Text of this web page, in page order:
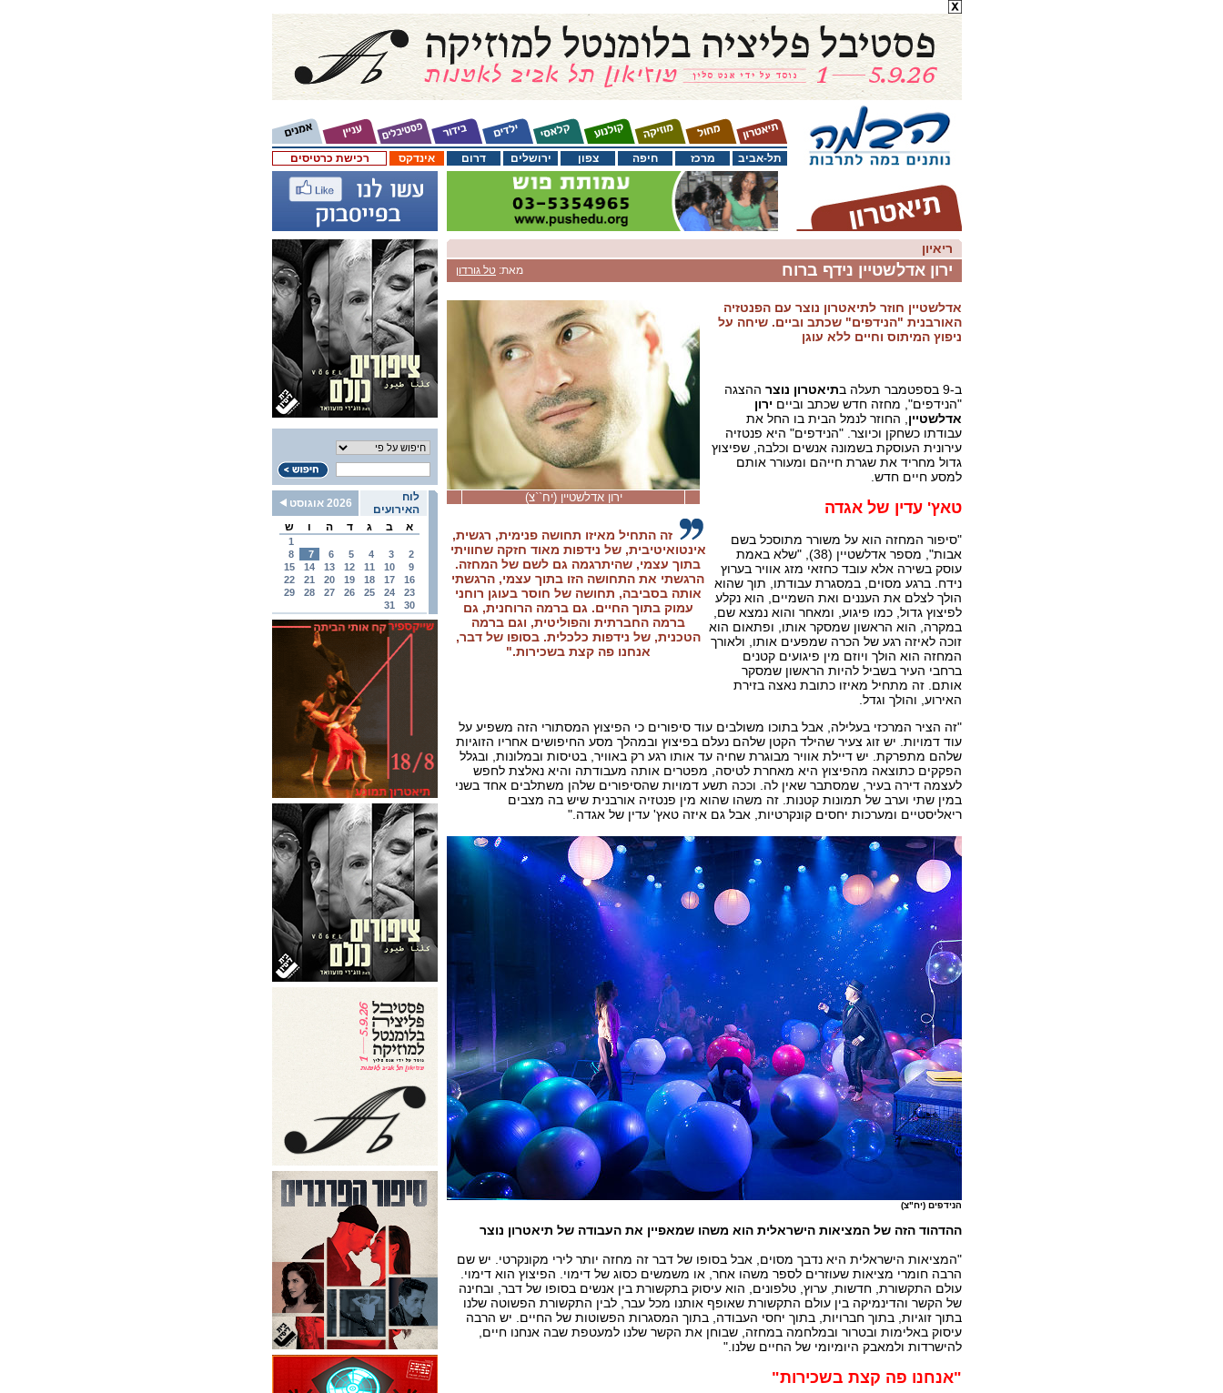
רכישת כרטיסים אינדקס דרום ירושלים צפון חיפה מרכז תל-אביב
לוח
האירועים
2026 אוגוסט
א
ב ג ד ה ו ש
1
2
3
4
5
6
7
8
9
10
11
12
13
14
15
16
17
18
19
20
21
22
23
24
25
26
27
28
29
30
31
ריאיון
מאת: טל גורדון ירון אדלשטיין נידף ברוח
ירון אדלשטיין (יח``צ)
זה התחיל מאיזו תחושה פנימית, רגשית,
אינטואיטיבית, של נידפות מאוד חזקה שחוויתי
בתוך עצמי, שהיתרגמה גם לשם של המחזה.
הרגשתי את התחושה הזו בתוך עצמי, הרגשתי
אותה בסביבה, תחושה של חוסר בעוגן רוחני
עמוק בתוך החיים. גם ברמה הרוחנית, גם
ברמה החברתית והפוליטית, וגם ברמה
הטכנית, של נידפות כלכלית. בסופו של דבר,
אנחנו פה קצת בשכירות."
אדלשטיין חוזר לתיאטרון נוצר עם הפנטזיה
האורבנית "הנידפים" שכתב וביים. שיחה על
ניפוץ המיתוס וחיים ללא עוגן
ב-9 בספטמבר תעלה ב תיאטרון נוצר ההצגה
"הנידפים", מחזה חדש שכתב וביים ירון
אדלשטיין , החוזר לנמל הבית בו החל את
עבודתו כשחקן וכיוצר. "הנידפים" היא פנטזיה
עירונית העוסקת בשמונה אנשים וכלבה, שפיצוץ
גדול מחריד את שגרת חייהם ומעורר אותם
למסע חיים חדש.
טאץ' עדין של אגדה
"סיפור המחזה הוא על משורר מתוסכל בשם
אבות", מספר אדלשטיין (38), "שלא באמת
עוסק בשירה אלא עובד כחזאי מזג אוויר בערוץ
נידח. ברגע מסוים, במסגרת עבודתו, תוך שהוא
הולך לצלם את העננים ואת השמיים, הוא נקלע
לפיצוץ גדול, כמו פיגוע, ומאחר והוא נמצא שם,
במקרה, הוא הראשון שמסקר אותו, ופתאום הוא
זוכה לאיזה רגע של הכרה שמפעים אותו, ולאורך
המחזה הוא הולך ויוזם מין פיגועים קטנים
ברחבי העיר בשביל להיות הראשון שמסקר
אותם. זה מתחיל מאיזו כתובת נאצה בזירת
האירוע, והולך וגדל.
"זה הציר המרכזי בעלילה, אבל בתוכו משולבים עוד סיפורים כי הפיצוץ המסתורי הזה משפיע על
עוד דמויות. יש זוג צעיר שהילד הקטן שלהם נעלם בפיצוץ ובמהלך מסע החיפושים אחריו הזוגיות
שלהם מתפרקת. יש דיילת אוויר מבוגרת שחיה עד אותו רגע רק באוויר, בטיסות ובמלונות, ובגלל
הפקקים כתוצאה מהפיצוץ היא מאחרת לטיסה, מפטרים אותה מעבודתה והיא נאלצת לחפש
לעצמה דירה בעיר, שמסתבר שאין לה. וככה תשע דמויות שהסיפורים שלהן משתלבים אחד בשני
במין שתי וערב של תמונות קטנות. זה משהו שהוא מין פנטזיה אורבנית שיש בה מצבים
ריאליסטיים ומערכות יחסים קונקרטיות, אבל גם איזה טאץ' עדין של אגדה."
הנידפים (יח"צ)
ההדהוד הזה של המציאות הישראלית הוא משהו שמאפיין את העבודה של תיאטרון נוצר
"המציאות הישראלית היא נדבך מסוים, אבל בסופו של דבר זה מחזה יותר לירי מקונקרטי. יש שם
הרבה חומרי מציאות שעוזרים לספר משהו אחר, או משמשים כסוג של דימוי. הפיצוץ הוא דימוי.
עולם התקשורת, חדשות, ערוץ, טלפונים, הוא עיסוק בתקשורת בין אנשים בסופו של דבר, ובחינה
של הקשר והדינמיקה בין עולם התקשורת שאופף אותנו מכל עבר, לבין התקשורת הפשוטה שלנו
בתוך זוגיות, בתוך חברויות, בתוך יחסי העבודה, בתוך המסגרות הפשוטות של החיים. יש הרבה
עיסוק באלימות ובטרור ובמלחמה במחזה, שבוחן את הקשר שלנו למעטפת שבה אנחנו חיים,
להישרדות ולמאבק היומיומי של החיים שלנו."
"אנחנו פה קצת בשכירות"